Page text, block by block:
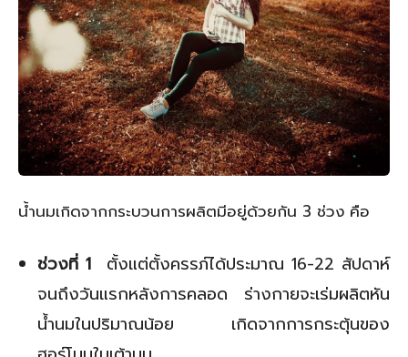
น้ำนมเกิดจากกระบวนการผลิตมีอยู่ด้วยกัน 3 ช่วง คือ
ช่วงที่ 1 ตั้งแต่ตั้งครรภ์ได้ประมาณ 16-22 สัปดาห์
จนถึงวันแรกหลังการคลอด ร่างกายจะเร่มผลิตหัน
น้ำนมในปริมาณน้อย เกิดจากการกระตุ้นของ